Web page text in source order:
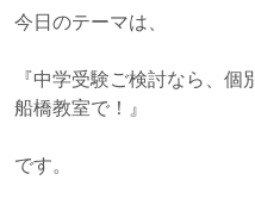
今日のテーマは、
『中学受験ご検討なら、
船橋教室で！』
です。